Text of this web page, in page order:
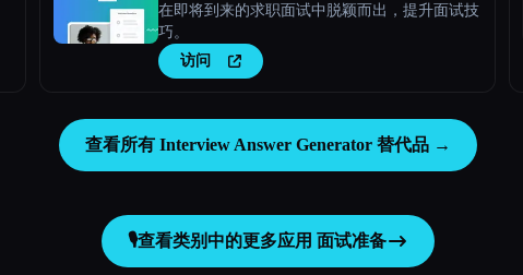
在即将到来的求职面试中脱颖而出，提升面试技
巧。
访问
查看所有 Interview Answer Generator 替代品 →
🎙️查看类别中的更多应用 面试准备